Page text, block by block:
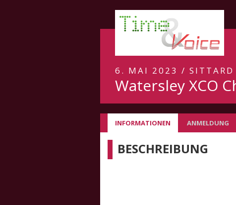
6. MAI 2023 / SITTARD
Watersley XCO
INFORMATIONEN ANMELDUNG
BESCHREIBUNG